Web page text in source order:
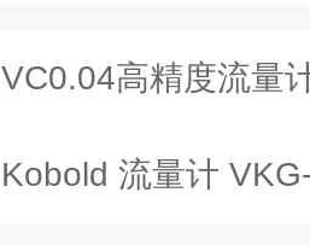
VC0.04高精度流量
Kobold 流量计 VKG-